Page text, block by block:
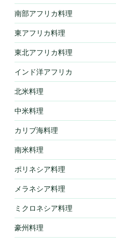
南部アフリカ料理
東アフリカ料理
東北アフリカ料理
インド洋アフリカ
北米料理
中米料理
カリブ海料理
南米料理
ポリネシア料理
メラネシア料理
ミクロネシア料理
豪州料理